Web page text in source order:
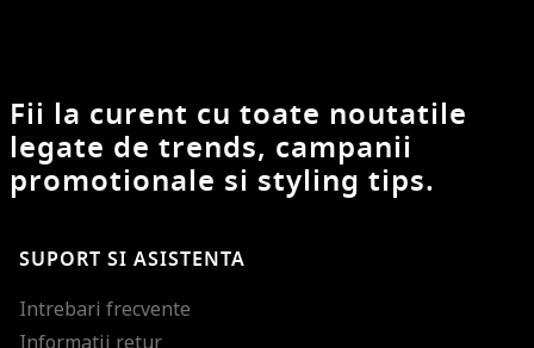
Fii la curent cu toate noutatile
legate de trends, campanii
promotionale si styling tips.
SUPORT SI ASISTENTA
Intrebari frecvente
Informatii retur